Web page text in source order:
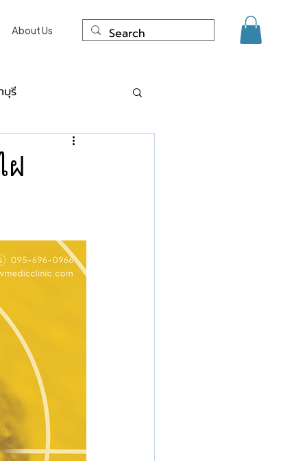
About Us
บุรี
ผลเป็น นนทบุรี
นื้อจี้ ไฝ ขี้แมลงวัน Co2
Phofhilo
ฝ